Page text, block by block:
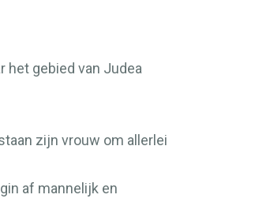
het gebied van Judea
zijn vrouw om allerlei
af mannelijk en